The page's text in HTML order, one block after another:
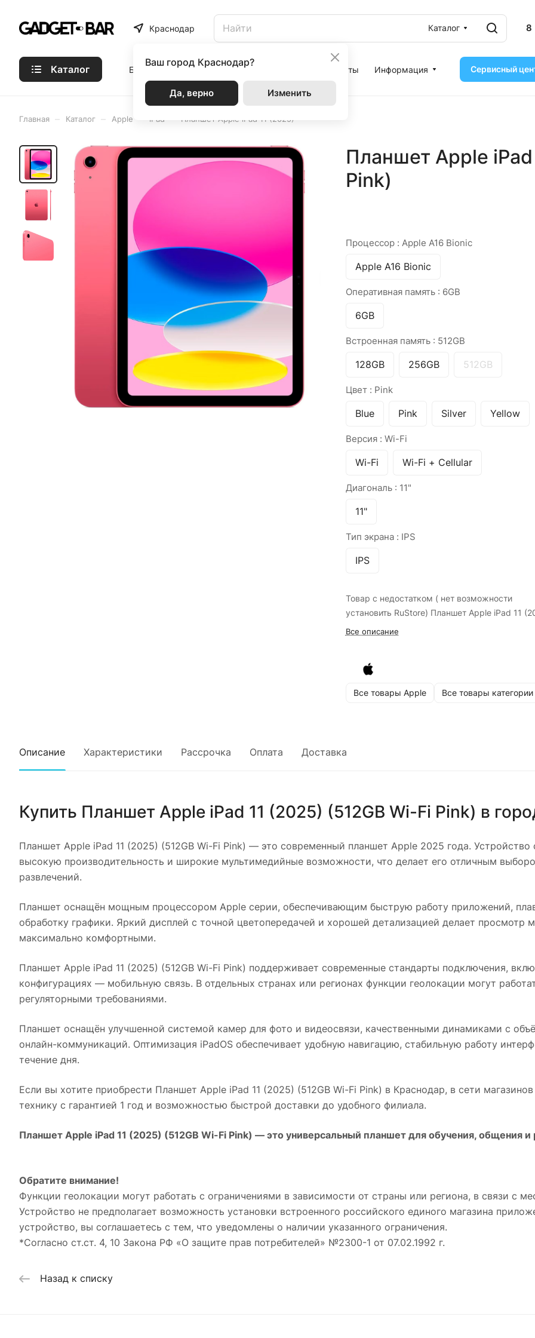
Краснодар
Ваш город Краснодар?
Да, верно Изменить
Каталог 8
Каталог Бренды Статьи Акции Контакты Информация Сервисный
Главная Каталог Apple iPad Планшет Apple iPad 11 (2025)
Планшет Apple
Pink)
Процессор : Apple A16 Bionic
Apple A16 Bionic
Оперативная память : 6GB
6GB
Встроенная память : 512GB
128GB 256GB 512GB
Цвет : Pink
Blue Pink Silver Yellow
Версия : Wi-Fi
Wi-Fi Wi-Fi + Cellular
Диагональ : 11"
11"
Тип экрана : IPS
IPS
Товар с недостатком ( нет возможности
установить RuStore) Планшет Apple iPad 11
Все описание
Все товары Apple Все товары категории
Описание Характеристики Рассрочка Оплата Доставка
Купить Планшет Apple iPad 11 (2025) (512GB Wi-Fi Pink) в
Планшет Apple iPad 11 (2025) (512GB Wi-Fi Pink) — это современный планшет Apple 2025 года.
высокую производительность и широкие мультимедийные возможности, что делает его отличным
развлечений.
Планшет оснащён мощным процессором Apple серии, обеспечивающим быструю работу приложений,
обработку графики. Яркий дисплей с точной цветопередачей и хорошей детализацией делает просмотр
максимально комфортными.
Планшет Apple iPad 11 (2025) (512GB Wi-Fi Pink) поддерживает современные стандарты подключения,
конфигурациях — мобильную связь. В отдельных странах или регионах функции геолокации могут
регуляторными требованиями.
Планшет оснащён улучшенной системой камер для фото и видеосвязи, качественными динамиками с
онлайн-коммуникаций. Оптимизация iPadOS обеспечивает удобную навигацию, стабильную работу
течение дня.
Если вы хотите приобрести Планшет Apple iPad 11 (2025) (512GB Wi-Fi Pink) в Краснодар, в сети
технику с гарантией 1 год и возможностью быстрой доставки до удобного филиала.
Планшет Apple iPad 11 (2025) (512GB Wi-Fi Pink) — это универсальный планшет для обучения, общения и
Обратите внимание!
Функции геолокации могут работать с ограничениями в зависимости от страны или региона, в связи с
Устройство не предполагает возможность установки встроенного российского единого магазина
устройство, вы соглашаетесь с тем, что уведомлены о наличии указанного ограничения.
*Согласно ст.ст. 4, 10 Закона РФ «О защите прав потребителей» №2300-1 от 07.02.1992 г.
Назад к списку